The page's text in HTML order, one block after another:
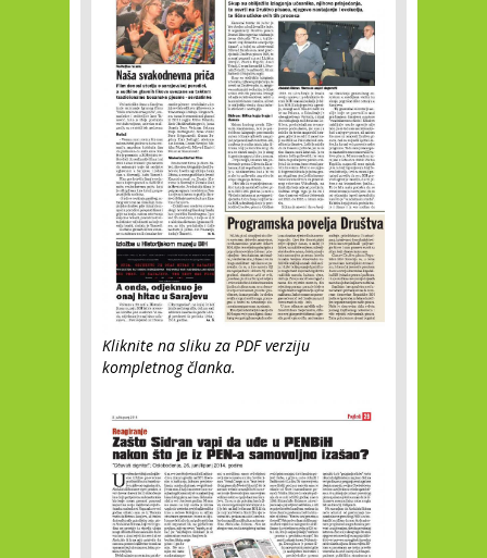
Kliknite na sliku za PDF verziju
kompletnog članka.